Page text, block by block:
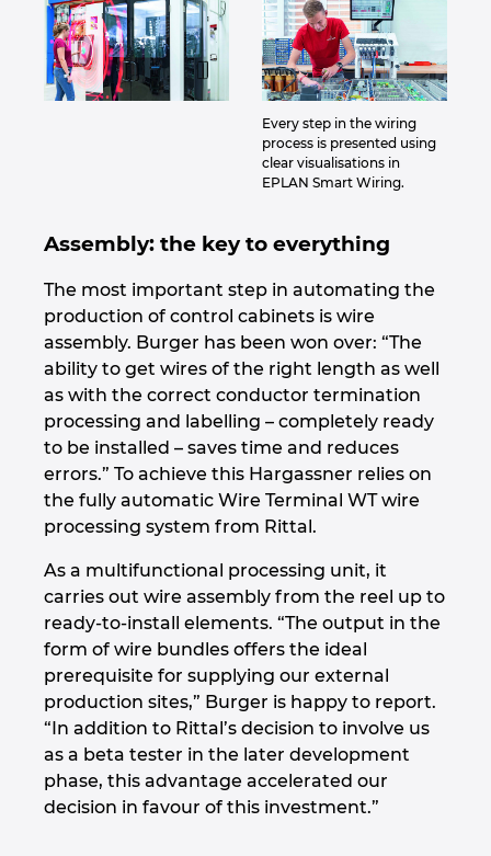
Every step in the wiring
process is presented using
clear visualisations in
EPLAN Smart Wiring.
Assembly: the key to everything
The most important step in automating the
production of control cabinets is wire
assembly. Burger has been won over: “The
ability to get wires of the right length as well
as with the correct conductor termination
processing and labelling – completely ready
to be installed – saves time and reduces
errors.” To achieve this Hargassner relies on
the fully automatic Wire Terminal WT wire
processing system from Rittal.
As a multifunctional processing unit, it
carries out wire assembly from the reel up to
ready-to-install elements. “The output in the
form of wire bundles offers the ideal
prerequisite for supplying our external
production sites,” Burger is happy to report.
“In addition to Rittal’s decision to involve us
as a beta tester in the later development
phase, this advantage accelerated our
decision in favour of this investment.”